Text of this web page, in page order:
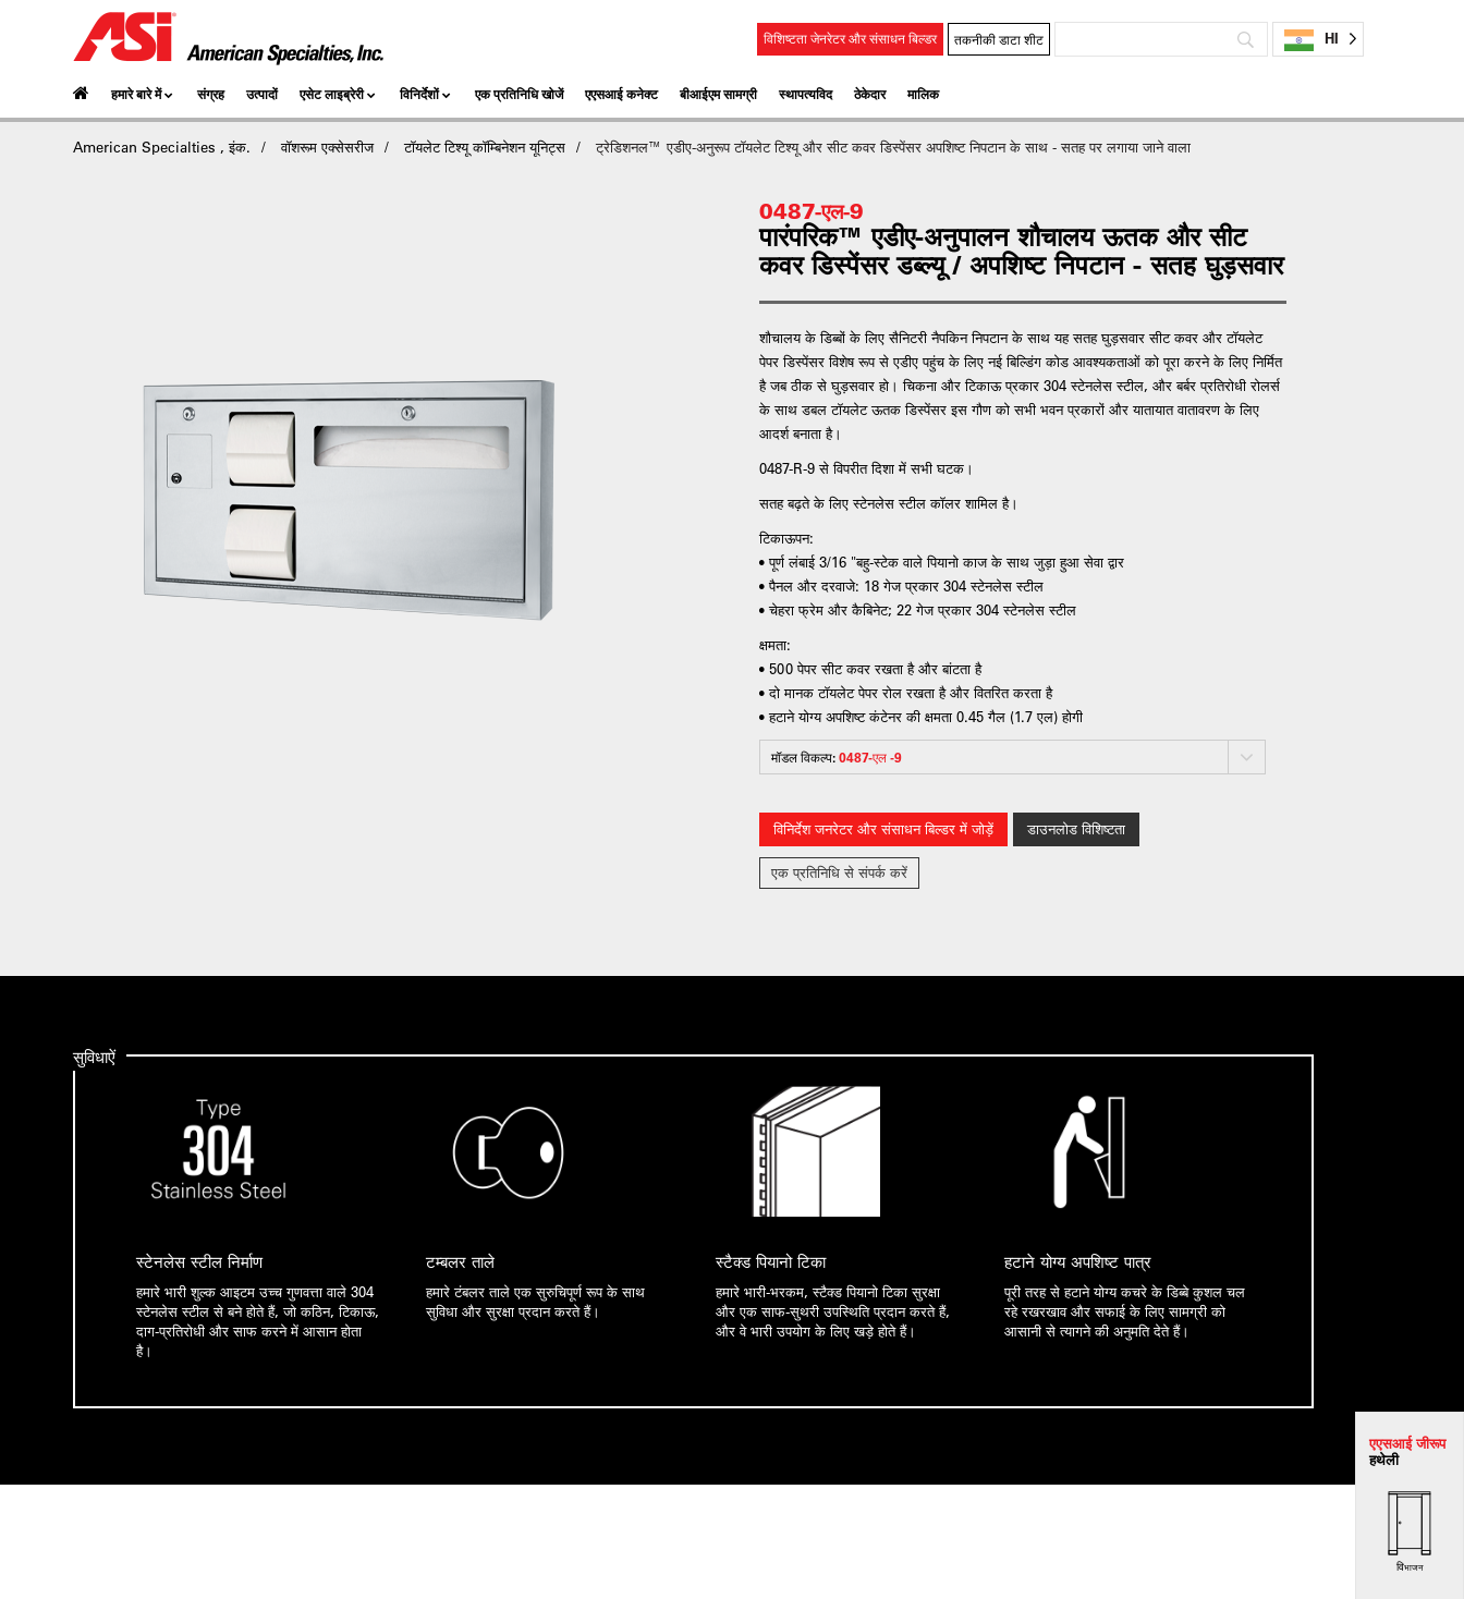
विशिष्टता जेनरेटर और संसाधन बिल्डर तकनीकी डाटा शीट HI
हमारे बारे में संग्रह उत्पादों एसेट लाइब्रेरी विनिर्देशों एक प्रतिनिधि खोजें एएसआई कनेक्ट बीआईएम सामग्री स्‍थापत्‍यविद ठेकेदार मालिक
American Specialties , इंक. वॉशरूम एक्सेसरीज टॉयलेट टिश्यू कॉम्बिनेशन यूनिट्स ट्रेडिशनल™ एडीए-अनुरूप टॉयलेट टिश्यू और सीट कवर डिस्पेंसर अपशिष्ट निपटान के साथ - सतह पर लगाया जाने वाला
0487-एल-9
पारंपरिक™ एडीए-अनुपालन शौचालय ऊतक और सीट
कवर डिस्पेंसर डब्ल्यू / अपशिष्ट निपटान - सतह घुड़सवार
शौचालय के डिब्बों के लिए सैनिटरी नैपकिन निपटान के साथ यह सतह घुड़सवार सीट कवर और टॉयलेट
पेपर डिस्पेंसर विशेष रूप से एडीए पहुंच के लिए नई बिल्डिंग कोड आवश्यकताओं को पूरा करने के लिए निर्मित
है जब ठीक से घुड़सवार हो। चिकना और टिकाऊ प्रकार 304 स्टेनलेस स्टील, और बर्बर प्रतिरोधी रोलर्स
के साथ डबल टॉयलेट ऊतक डिस्पेंसर इस गौण को सभी भवन प्रकारों और यातायात वातावरण के लिए
आदर्श बनाता है।
0487-R-9 से विपरीत दिशा में सभी घटक।
सतह बढ़ते के लिए स्टेनलेस स्टील कॉलर शामिल है।
टिकाऊपन:
• पूर्ण लंबाई 3/16 "बहु-स्टेक वाले पियानो काज के साथ जुड़ा हुआ सेवा द्वार
• पैनल और दरवाजे: 18 गेज प्रकार 304 स्टेनलेस स्टील
• चेहरा फ्रेम और कैबिनेट; 22 गेज प्रकार 304 स्टेनलेस स्टील
क्षमता:
• 500 पेपर सीट कवर रखता है और बांटता है
• दो मानक टॉयलेट पेपर रोल रखता है और वितरित करता है
• हटाने योग्य अपशिष्ट कंटेनर की क्षमता 0.45 गैल (1.7 एल) होगी
मॉडल विकल्प:0487-एल -9
विनिर्देश जनरेटर और संसाधन बिल्डर में जोड़ें डाउनलोड विशिष्टता
एक प्रतिनिधि से संपर्क करें
सुविधाऐं
स्टेनलेस स्टील निर्माण
हमारे भारी शुल्क आइटम उच्च गुणवत्ता वाले 304
स्टेनलेस स्टील से बने होते हैं, जो कठिन, टिकाऊ,
दाग-प्रतिरोधी और साफ करने में आसान होता
है।
टम्बलर ताले
हमारे टंबलर ताले एक सुरुचिपूर्ण रूप के साथ
सुविधा और सुरक्षा प्रदान करते हैं।
स्टैक्ड पियानो टिका
हमारे भारी-भरकम, स्टैक्ड पियानो टिका सुरक्षा
और एक साफ-सुथरी उपस्थिति प्रदान करते हैं,
और वे भारी उपयोग के लिए खड़े होते हैं।
हटाने योग्य अपशिष्ट पात्र
पूरी तरह से हटाने योग्य कचरे के डिब्बे कुशल चल
रहे रखरखाव और सफाई के लिए सामग्री को
आसानी से त्यागने की अनुमति देते हैं।
एएसआई जीरूप
हथेली
विभाजन